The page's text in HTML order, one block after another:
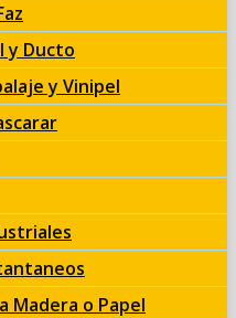
y Ducto
y Vinipel
Madera o Papel